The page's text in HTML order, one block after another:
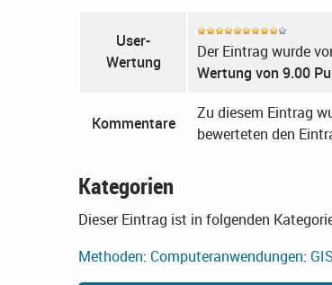
User-
Wertung
Der Eintrag wurde
Wertung von 9.00
Kommentare
Zu diesem Eintrag
bewerteten den
Kategorien
Dieser Eintrag ist in folgenden
Methoden: Computeranwendungen: GIS